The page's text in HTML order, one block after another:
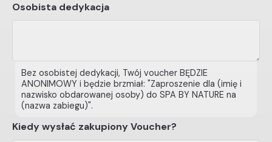
Osobista dedykacja
Bez osobistej dedykacji, Twój voucher BĘDZIE
ANONIMOWY i będzie brzmiał: "Zaproszenie dla (imię i
nazwisko obdarowanej osoby) do SPA BY NATURE na
(nazwa zabiegu)".
Kiedy wysłać zakupiony Voucher?